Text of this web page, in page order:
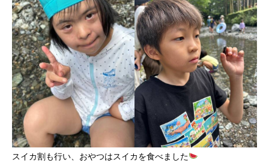
スイカ割も行い、おやつはスイカを食べました